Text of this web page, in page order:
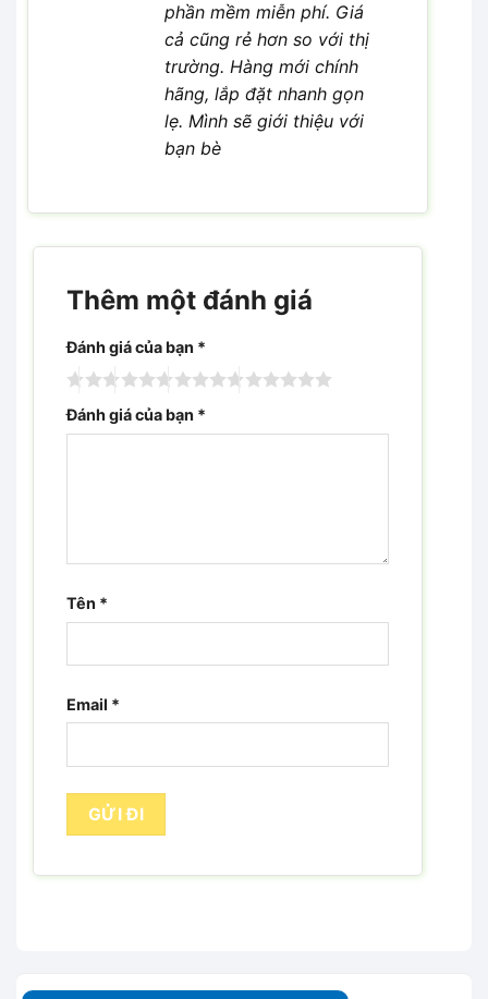
phần mềm miễn phí. Giá
cả cũng rẻ hơn so với thị
trường. Hàng mới chính
hãng, lắp đặt nhanh gọn
lẹ. Mình sẽ giới thiệu với
bạn bè
Thêm một đánh giá
Đánh giá của bạn *
Đánh giá của bạn *
Tên *
Email *